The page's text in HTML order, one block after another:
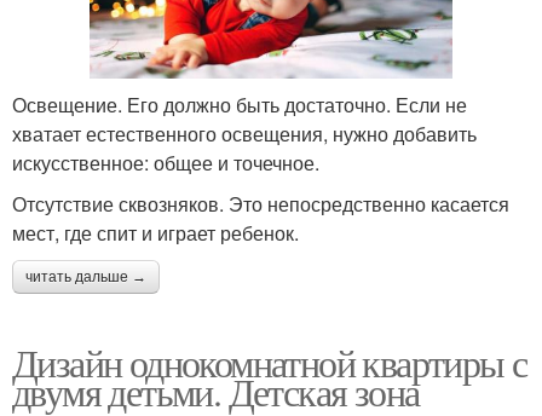
Освещение. Его должно быть достаточно. Если не
хватает естественного освещения, нужно добавить
искусственное: общее и точечное.
Отсутствие сквозняков. Это непосредственно касается
мест, где спит и играет ребенок.
читать дальше →
Дизайн однокомнатной квартиры с
двумя детьми. Детская зона